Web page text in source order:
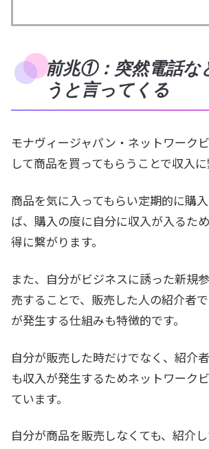
前兆①：突然電話な
うと言ってくる
モナヴィージャパン・ネットワーク
して商品を買ってもらうことで収入に
商品を気に入ってもらい定期的に購
ば、購入の度に自分に収入が入るた
得に繋がります。
また、自分がビジネスに誘った新規
売することで、販売した人の紹介者
が発生する仕組みも特徴的です。
自分が販売した時だけでなく、紹介
も収入が発生するためネットワーク
ています。
自分が商品を販売しなくても、紹介